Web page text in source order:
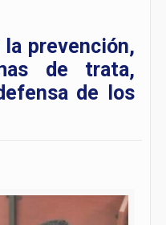
prevención,
de trata,
de los